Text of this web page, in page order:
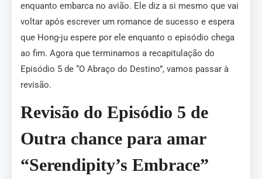
enquanto embarca no avião. Ele diz a si mesmo que vai
voltar após escrever um romance de sucesso e espera
que Hong-ju espere por ele enquanto o episódio chega
ao fim. Agora que terminamos a recapitulação do
Episódio 5 de “O Abraço do Destino”, vamos passar à
revisão.
Revisão do Episódio 5 de
Outra chance para amar
“Serendipity’s Embrace”